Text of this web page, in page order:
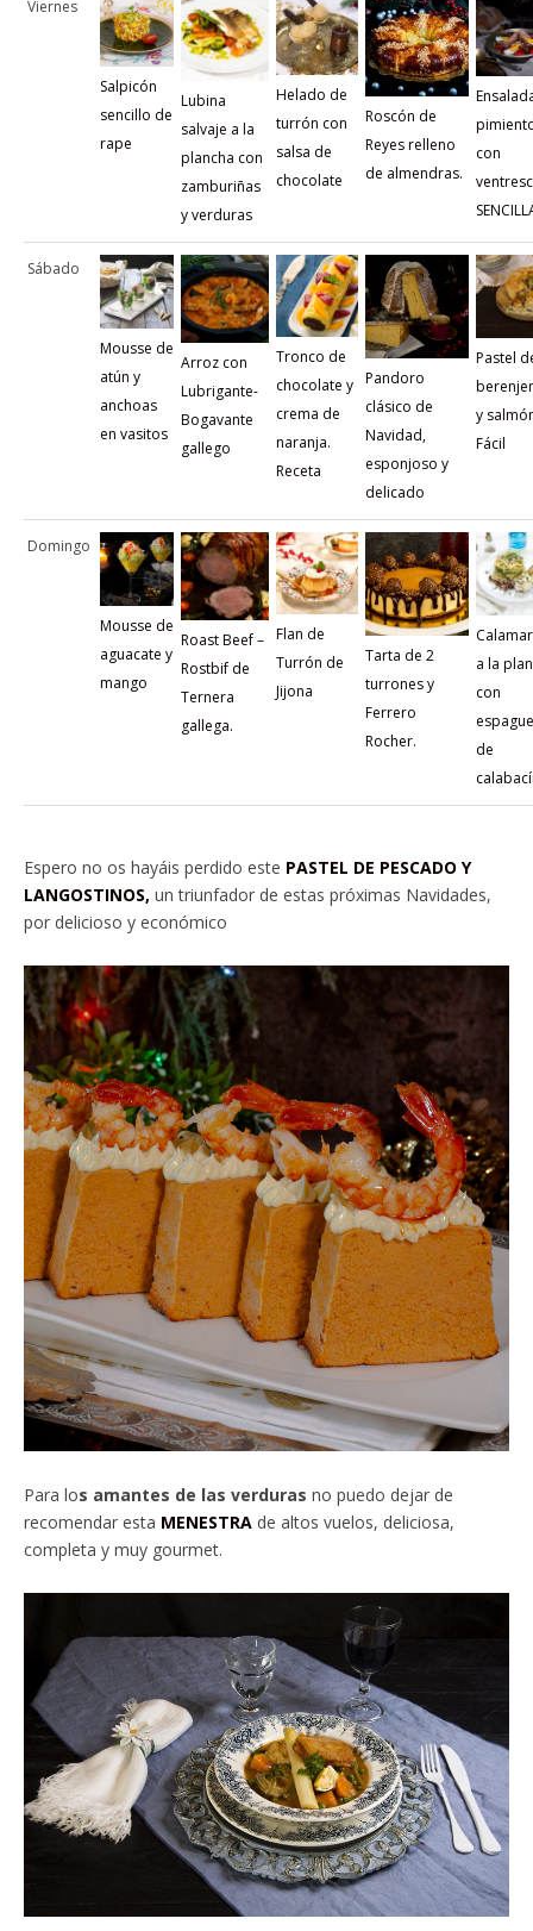
Viernes
Salpicón
sencillo de
rape
Lubina
salvaje a la
plancha con
zamburiñas
y verduras
Helado de
turrón con
salsa de
chocolate
Roscón de
Reyes relleno
de almendras.
con
Sábado
Mousse de
atún y
anchoas
en vasitos
Arroz con
Lubrigante-
Bogavante
gallego
Tronco de
chocolate y
crema de
naranja.
Receta
Pandoro
clásico de
Navidad,
esponjoso y
delicado
Pastel
y
Fácil
Domingo
Mousse de
aguacate y
mango
Roast Beef –
Rostbif de
Ternera
gallega.
Flan de
Turrón de
Jijona
Tarta de 2
turrones y
Ferrero
Rocher.
a la
con
de
Espero no os hayáis perdido este PASTEL DE PESCADO Y
LANGOSTINOS, un triunfador de estas próximas Navidades,
por delicioso y económico
Para los amantes de las verduras no puedo dejar de
recomendar esta MENESTRA de altos vuelos, deliciosa,
completa y muy gourmet.